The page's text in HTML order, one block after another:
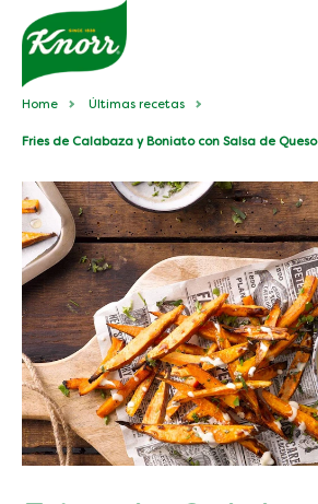
Home Últimas recetas
Fries de Calabaza y Boniato con Salsa de Queso